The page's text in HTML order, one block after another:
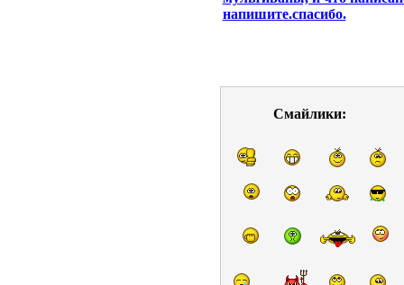
напишите.спасибо.
Смайлики: